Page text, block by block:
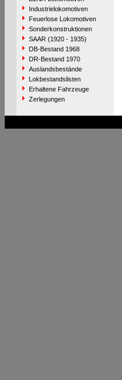
Industrielokomotiven
Feuerlose Lokomotiven
Sonderkonstruktionen
SAAR (1920 - 1935)
DB-Bestand 1968
DR-Bestand 1970
Auslandsbestände
Lokbestandslisten
Erhaltene Fahrzeuge
Zerlegungen